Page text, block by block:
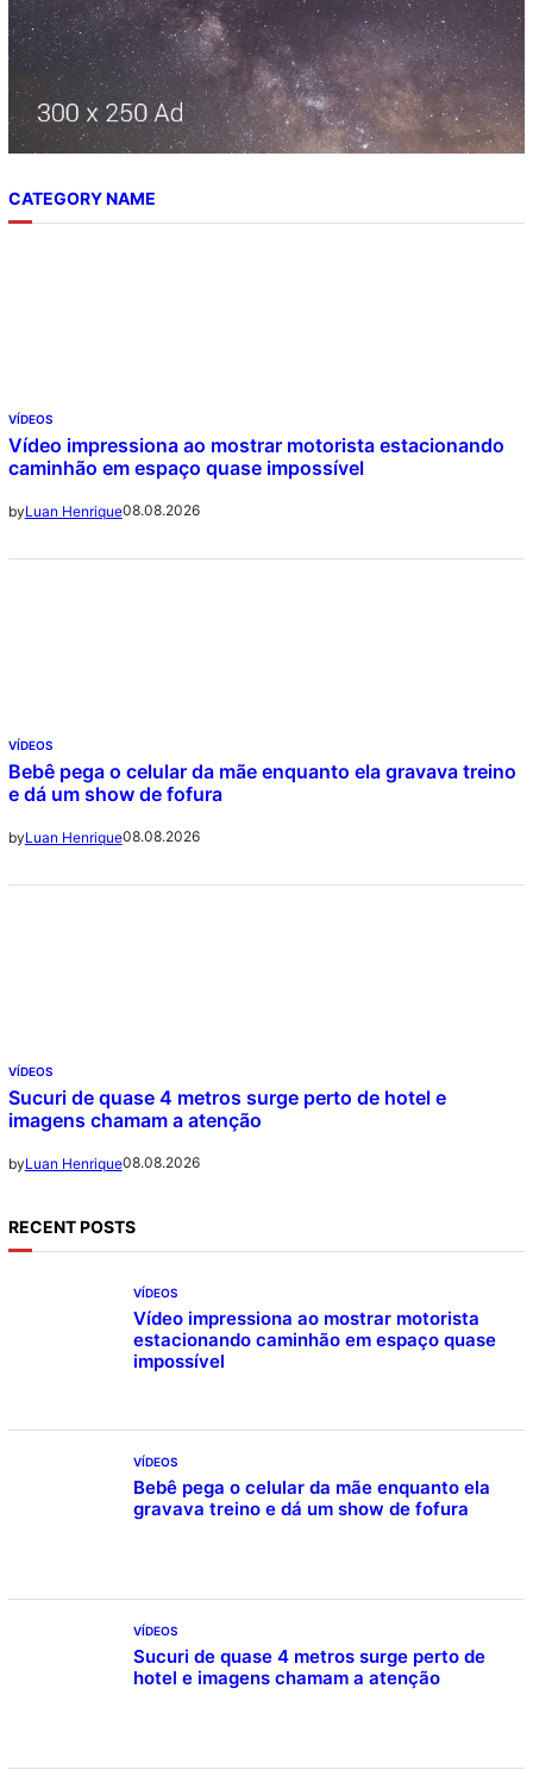
CATEGORY NAME
VÍDEOS
Vídeo impressiona ao mostrar motorista estacionando
caminhão em espaço quase impossível
byLuan Henrique08.08.2026
VÍDEOS
Bebê pega o celular da mãe enquanto ela gravava treino
e dá um show de fofura
byLuan Henrique08.08.2026
VÍDEOS
Sucuri de quase 4 metros surge perto de hotel e
imagens chamam a atenção
byLuan Henrique08.08.2026
RECENT POSTS
VÍDEOS
Vídeo impressiona ao mostrar motorista
estacionando caminhão em espaço quase
impossível
VÍDEOS
Bebê pega o celular da mãe enquanto ela
gravava treino e dá um show de fofura
VÍDEOS
Sucuri de quase 4 metros surge perto de
hotel e imagens chamam a atenção